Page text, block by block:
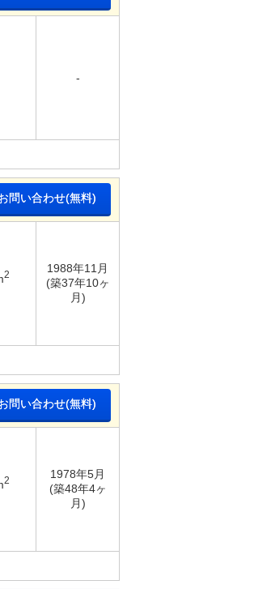
-
問い合わせ(無料)
2
1988年11月
(築37年10ヶ
月)
問い合わせ(無料)
2
1978年5月
(築48年4ヶ
月)